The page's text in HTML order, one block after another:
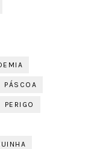
PÁSCOA
PERIGO